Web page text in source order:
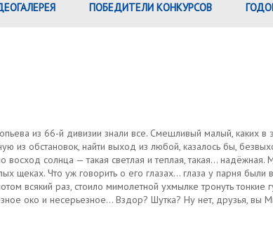
ПОБЕДИТЕЛИ КОНКУРСОВ
из 66-й дивизии знали все. Смешливый малый, каких
из обстановок, найти выход из любой, казалось бы,
восход солнца — такая светлая и теплая, такая…
щеках. Что уж говорить о его глазах… глаза у парня
всякий раз, стоило мимолетной ухмылке тронуть
око и несерьезное… Вздор? Шутка? Ну нет, друзья, вы